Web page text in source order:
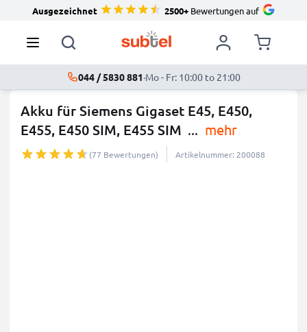
Ausgezeichnet 2500+Bewertungen auf
044 / 5830 881·Mo - Fr: 10:00 to 21:00
Akku für Siemens Gigaset E45, E450,
E455, E450 SIM, E455 SIM ... mehr
(77 Bewertungen) Artikelnummer: 200088